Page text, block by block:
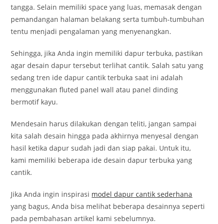
tangga. Selain memiliki space yang luas, memasak dengan
pemandangan halaman belakang serta tumbuh-tumbuhan
tentu menjadi pengalaman yang menyenangkan.
Sehingga, jika Anda ingin memiliki dapur terbuka, pastikan
agar desain dapur tersebut terlihat cantik. Salah satu yang
sedang tren ide dapur cantik terbuka saat ini adalah
menggunakan fluted panel wall atau panel dinding
bermotif kayu.
Mendesain harus dilakukan dengan teliti, jangan sampai
kita salah desain hingga pada akhirnya menyesal dengan
hasil ketika dapur sudah jadi dan siap pakai. Untuk itu,
kami memiliki beberapa ide desain dapur terbuka yang
cantik.
Jika Anda ingin inspirasi model dapur cantik sederhana
yang bagus, Anda bisa melihat beberapa desainnya seperti
pada pembahasan artikel kami sebelumnya.